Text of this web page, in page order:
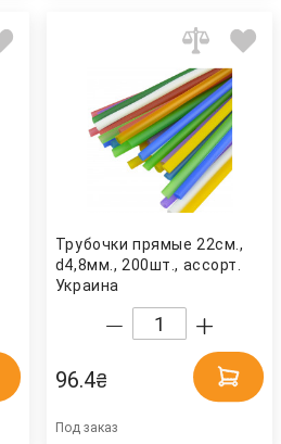
Трубочки прямые 22см.,
d4,8мм., 200шт., ассорт.
Украина
96.4₴
Под заказ